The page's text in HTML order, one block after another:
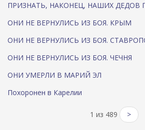
ПРИЗНАТЬ, НАКОНЕЦ, НАШИХ
ОНИ НЕ ВЕРНУЛИСЬ ИЗ БОЯ. КРЫМ
ОНИ НЕ ВЕРНУЛИСЬ ИЗ БОЯ.
ОНИ НЕ ВЕРНУЛИСЬ ИЗ БОЯ. ЧЕЧНЯ
ОНИ УМЕРЛИ В МАРИЙ ЭЛ
Похоронен в Карелии
1 из 489 >